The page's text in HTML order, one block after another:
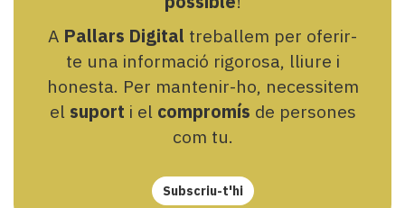
A Pallars Digital treballem per oferir-
te una informació rigorosa, lliure i
honesta. Per mantenir-ho, necessitem
el suport i el compromís de persones
com tu.
Subscriu-t'hi